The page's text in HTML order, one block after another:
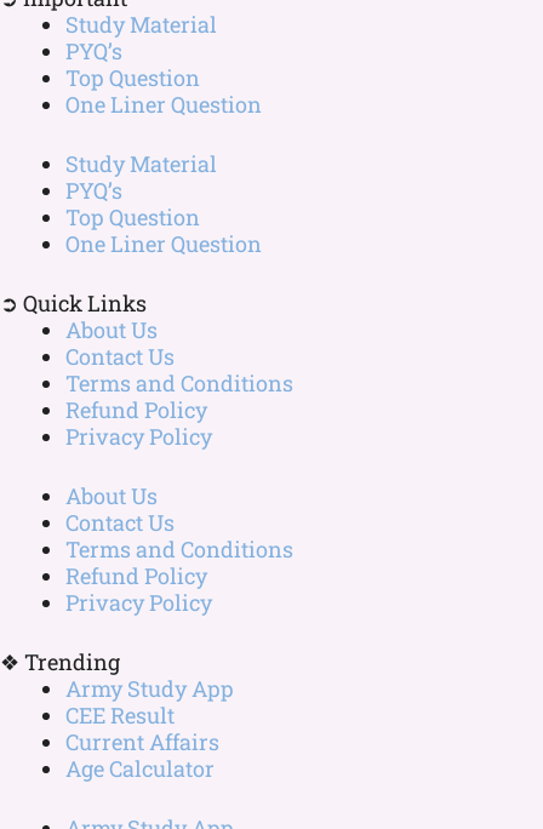
Study Material
PYQ’s
Top Question
One Liner Question
Study Material
PYQ’s
Top Question
One Liner Question
➲ Quick Links
About Us
Contact Us
Terms and Conditions
Refund Policy
Privacy Policy
About Us
Contact Us
Terms and Conditions
Refund Policy
Privacy Policy
❖ Trending
Army Study App
CEE Result
Current Affairs
Age Calculator